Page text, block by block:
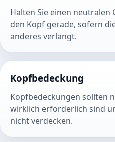
Halten Sie einen neutralen
den Kopf gerade, sofern
anderes verlangt.
Kopfbedeckung
Kopfbedeckungen sollten
wirklich erforderlich sind
nicht verdecken.